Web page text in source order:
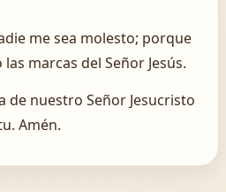
me sea molesto; porque
marcas del Señor Jesús.
de nuestro Señor Jesucristo
Amén.